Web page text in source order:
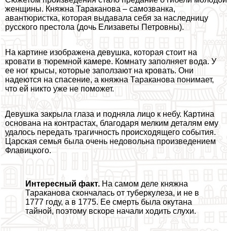
женщины. Княжна Таpaканова – самозванка,
авантюристка, которая выдавала себя за наследницу
русского престола (дочь Елизаветы Петровны).
На картине изображена дeвyшка, которая стоит на
кровати в тюремной камере. Комнату заполняет вода. У
ее ног крысы, которые заползают на кровать. Они
надеются на спасение, а княжна Таpaканова понимает,
что ей никто уже не поможет.
Дeвyшка закрыла глаза и подняла лицо к небу. Картина
основана на контрастах, благодаря мелким деталям ему
удалось передать трагичность происходящего события.
Царская семья была очень недовольна произведением
Флавицкого.
Интересный факт. На самом деле княжна
Таpaканова скончалась от туберкулеза, и не в
1777 году, а в 1775. Ее cмepть была окутана
тайной, поэтому вскоре начали ходить слухи.